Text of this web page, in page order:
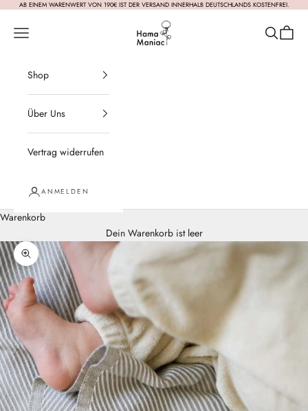
Zum Inhalt springen
AB EINEM WARENWERT VON 190€ IST DER VERSAND INNERHALB DEUTSCHLANDS KOSTENFREI.
HamaManiac
Navigationsmenü öffnen Suche
Shop
Über Uns
Vertrag widerrufen
ANMELDEN
Warenkorb
Dein Warenkorb ist leer
Bild vergrößern